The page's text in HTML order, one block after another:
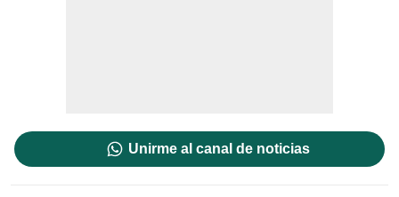
Unirme al canal de noticias